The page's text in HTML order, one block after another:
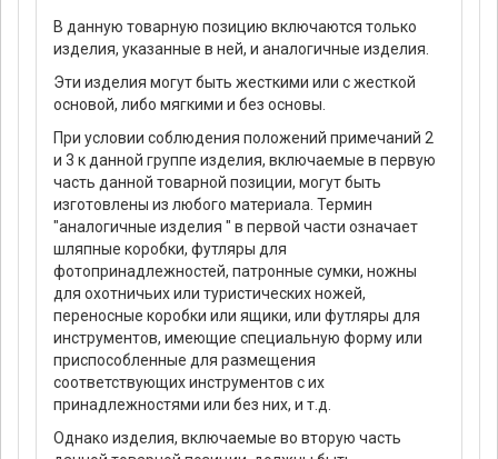
В данную товарную позицию включаются только
изделия, указанные в ней, и аналогичные изделия.
Эти изделия могут быть жесткими или с жесткой
основой, либо мягкими и без основы.
При условии соблюдения положений примечаний 2
и 3 к данной группе изделия, включаемые в первую
часть данной товарной позиции, могут быть
изготовлены из любого материала. Термин
"аналогичные изделия " в первой части означает
шляпные коробки, футляры для
фотопринадлежностей, патронные сумки, ножны
для охотничьих или туристических ножей,
переносные коробки или ящики, или футляры для
инструментов, имеющие специальную форму или
приспособленные для размещения
соответствующих инструментов с их
принадлежностями или без них, и т.д.
Однако изделия, включаемые во вторую часть